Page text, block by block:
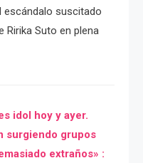
escándalo suscitado
Ririka Suto en plena
idol hoy y ayer.
surgiendo grupos
extraños» :